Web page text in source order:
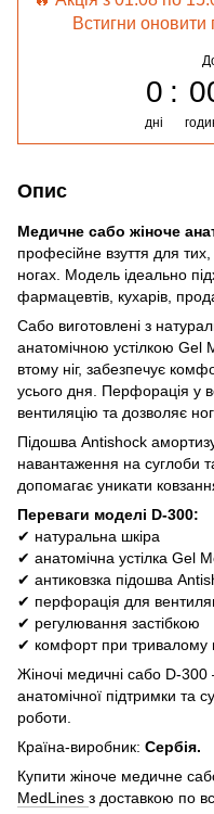
Встигни оновити
0
дні
Опис
Медичне сабо жіноче
професійне взуття для
ногах. Модель ідеально
фармацевтів, кухарів,
Сабо виготовлені з
анатомічною устілкою Gel
втому ніг, забезпечує
усього дня. Перфорація у
вентиляцію та дозволяє
Підошва Antishock
навантаження на суглоби
допомагає уникати
Переваги моделі D-300:
✔ натуральна шкіра
✔ анатомічна устілка Gel
✔ антиковзка підошва
✔ перфорація для
✔ регулювання застібкою
✔ комфорт при тривалому
Жіночі медичні сабо D-
анатомічної підтримки та
роботи.
Країна-виробник: Сербія.
Купити жіноче медичне
MedLines з доставкою по